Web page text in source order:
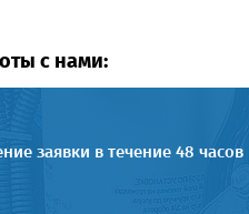
с нами:
заявки в течение 48 часов